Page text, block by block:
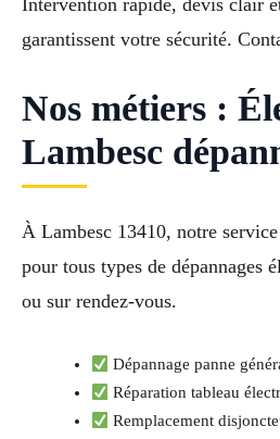
garantissent votre sécurité.
Nos métiers :
Lambesc
À Lambesc 13410, notre
pour tous types de dépannages
ou sur rendez-vous.
Dépannage panne
Réparation tableau
Remplacement